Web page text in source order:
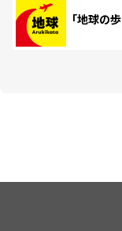
「地球の